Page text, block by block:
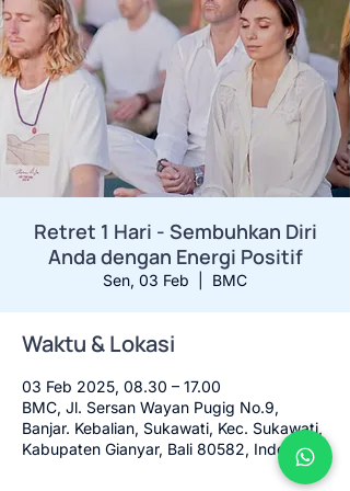
Retret 1 Hari - Sembuhkan Diri
Anda dengan Energi Positif
Sen, 03 Feb BMC
Waktu & Lokasi
03 Feb 2025, 08.30 – 17.00
BMC, Jl. Sersan Wayan Pugig No.9,
Banjar. Kebalian, Sukawati, Kec. Sukawati,
Kabupaten Gianyar, Bali 80582, Indonesia